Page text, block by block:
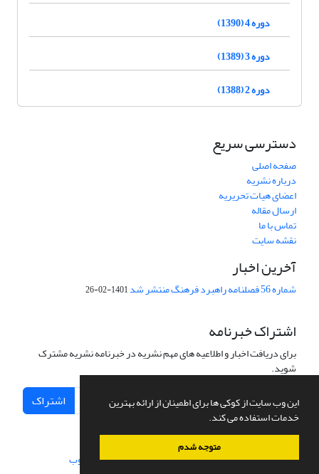
این وب سایت از کوکی ها برای اطمینان از ارائه بهترین
خدمات استفاده می کند.
متوجه شدم
دوره 4 (1390)
دوره 3 (1389)
دوره 2 (1388)
دسترسی سریع
صفحه اصلی
درباره نشریه
اعضای هیات تحریریه
ارسال مقاله
تماس با ما
نقشه سایت
آخرین اخبار
شماره 56 فصلنامه راهبرد فرهنگ منتشر شد 1401-02-26
اشتراک خبرنامه
برای دریافت اخبار و اطلاعیه های مهم نشریه در خبرنامه نشریه مشترک
شوید.
اشتراک
سامانه مدیریت نشریات علمی.طراحی و پیاده سازی از سیناوب